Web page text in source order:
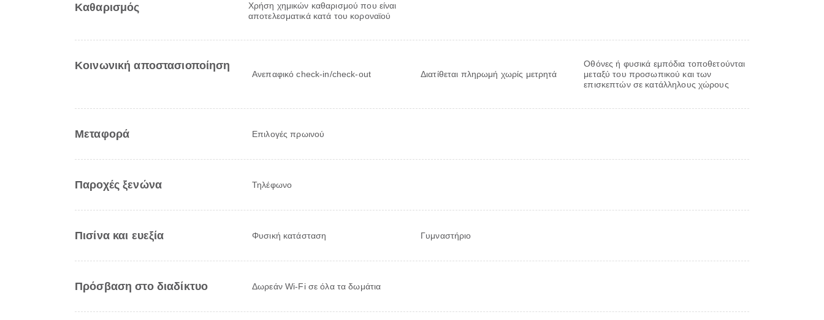
Καθαρισμός
Χρήση χημικών καθαρισμού που είναι
αποτελεσματικά κατά του κοροναϊού
Κοινωνική αποστασιοποίηση
Ανεπαφικό check-in/check-out Διατίθεται πληρωμή χωρίς μετρητά
Οθόνες ή φυσικά εμπόδια τοποθετούνται
μεταξύ του προσωπικού και των
επισκεπτών σε κατάλληλους χώρους
Μεταφορά Επιλογές πρωινού
Παροχές ξενώνα Τηλέφωνο
Πισίνα και ευεξία Φυσική κατάσταση Γυμναστήριο
Πρόσβαση στο διαδίκτυο Δωρεάν Wi-Fi σε όλα τα δωμάτια